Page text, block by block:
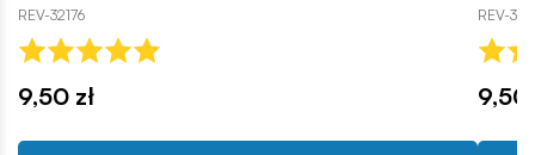
REV-32176
9,50 zł
REV-
9,50